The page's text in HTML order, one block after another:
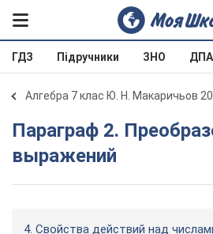
ГДЗ Підручники ЗНО ДПА
Алгебра 7 клас Ю. Н. Макаричьов
Параграф 2. Преобразование
выражений
4. Свойства действий над